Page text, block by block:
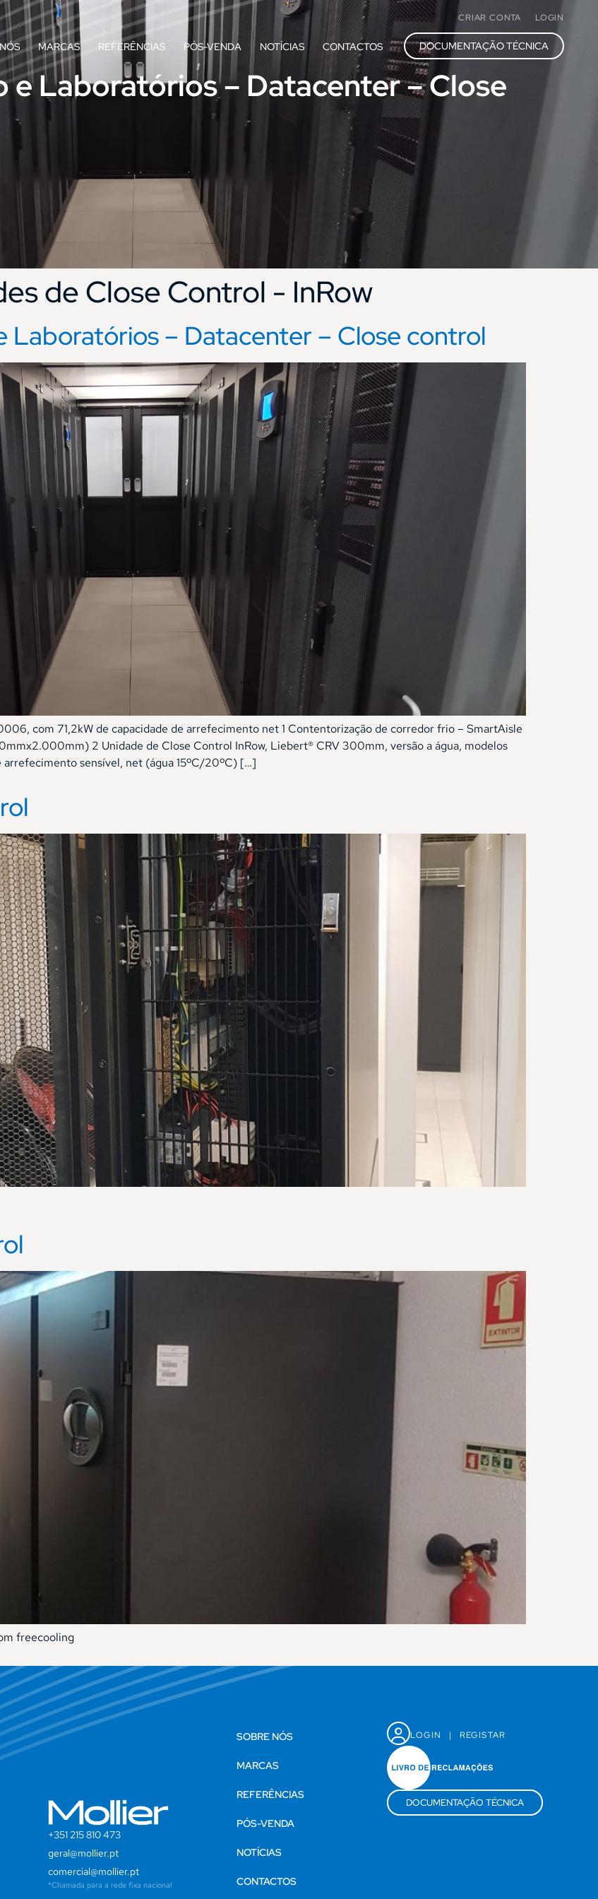
CRIAR CONTA LOGIN
MARCAS REFERÊNCIAS PÓS-VENDA NOTÍCIAS CONTACTOS DOCUMENTAÇÃO TÉCNICA
Laboratórios – Datacenter – Close
de Close Control - InRow
Laboratórios – Datacenter – Close control
com 71,2kW de capacidade de arrefecimento net 1 Contentorização de corredor frio – SmartAisle
2 Unidade de Close Control InRow, Liebert® CRV 300mm, versão a água, modelos
sensível, net (água 15ºC/20ºC) […]
freecooling
+351 215 810 473
geral@mollier.pt
comercial@mollier.pt
*Chamada para a rede fixa nacional
SOBRE NÓS
MARCAS
REFERÊNCIAS
PÓS-VENDA
NOTÍCIAS
CONTACTOS
LOGIN | REGISTAR
DOCUMENTAÇÃO TÉCNICA